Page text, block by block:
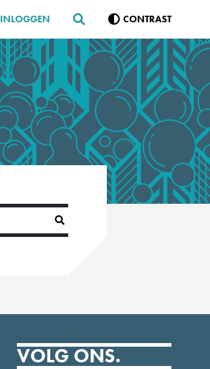
INLOGGEN CONTRAST
VOLG ONS.